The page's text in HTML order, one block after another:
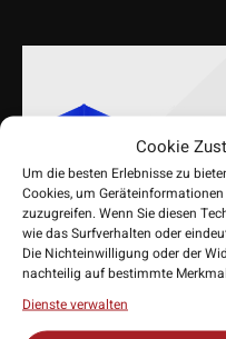
Cookie
Um die besten Erlebnisse zu
Cookies, um
zuzugreifen. Wenn Sie diesen
wie das Surfverhalten oder
Die Nichteinwilligung oder der
nachteilig auf bestimmte
Dienste verwalten
L-Style Champagne
Martin Schindler EZ L1
Standard Flight